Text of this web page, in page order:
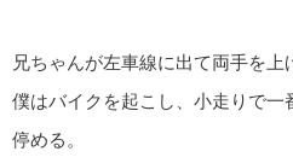
兄ちゃんが左車線に出て両手を上
僕はバイクを起こし、小走りで一
停める。